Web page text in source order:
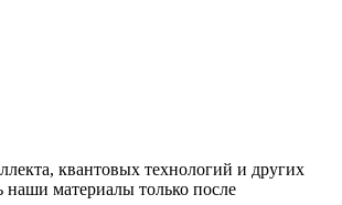
квантовых технологий и других
материалы только после